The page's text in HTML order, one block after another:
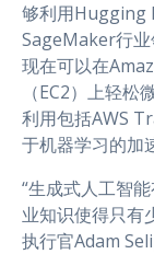
够利用Hugging
SageMaker行业
现在可以在
（EC2）上轻
利用包括AWS
于机器学习的加
“生成式人工智
业知识使得只有
执行官Adam